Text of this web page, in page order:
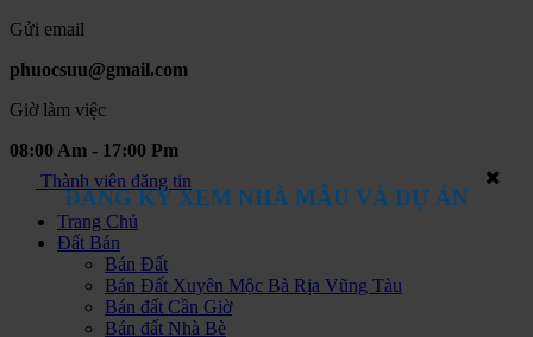
Gửi email
phuocsuu@gmail.com
Giờ làm việc
08:00 Am - 17:00 Pm
Thành viên đăng tin
Trang Chủ
Đất Bán
Bán Đất
Bán Đất Xuyên Mộc Bà Rịa Vũng Tàu
Bán đất Cần Giờ
Bán đất Nhà Bè
ĐĂNG KÝ XEM NHÀ MẪU VÀ DỰ ÁN